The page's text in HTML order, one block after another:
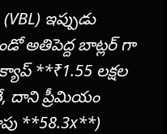
ఇప్పుడు
అతిపెద్ద బాట్లర్ గా
**₹1.55 లక్షల
దాని ప్రీమియం
**58.3x**)